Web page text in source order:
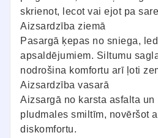
skrienot, lecot vai ejot pa
Aizsardzība ziemā
Pasargā ķepas no sniega,
apsaldējumiem. Siltumu
nodrošina komfortu arī ļoti
Aizsardzība vasarā
Aizsargā no karsta asfalta un
pludmales smiltīm, novēršot
diskomfortu.